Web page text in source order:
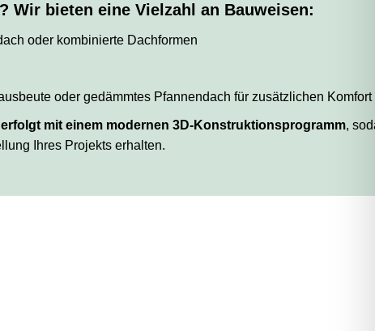
bieten eine Vielzahl an Bauweisen:
oder kombinierte Dachformen
oder gedämmtes Pfannendach für zusätzlichen Komfort
mit einem modernen 3D-Konstruktionsprogramm,
Ihres Projekts erhalten.